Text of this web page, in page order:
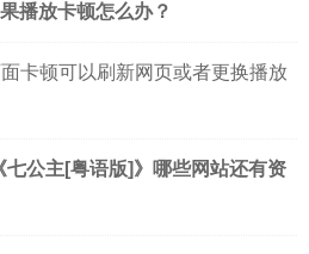
播放卡顿怎么办？
卡顿可以刷新网页或者更换播放
公主[粤语版]》哪些网站还有资